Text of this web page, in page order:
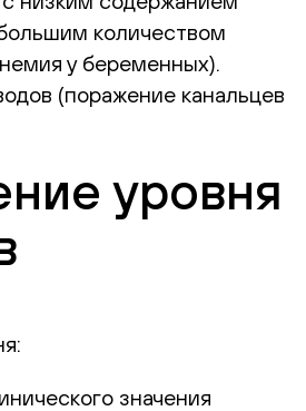
количеством
у беременных).
(поражение канальцев
уровня
значения